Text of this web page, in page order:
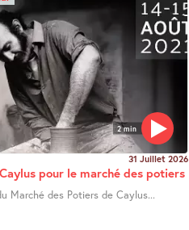
2 min
31 Juillet 2026
pour le marché des potiers
Marché des Potiers de Caylus...